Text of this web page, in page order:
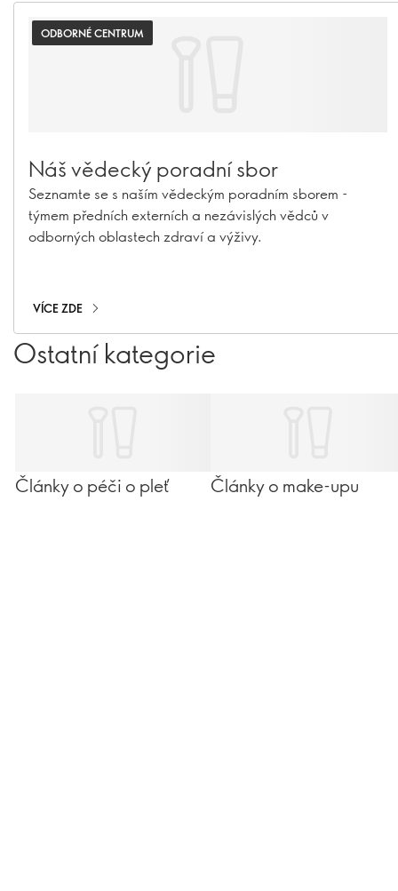
ODBORNÉ CENTRUM
Náš vědecký poradní sbor
Seznamte se s naším vědeckým poradním sborem -
týmem předních externích a nezávislých vědců v
odborných oblastech zdraví a výživy.
VÍCE ZDE
Ostatní kategorie
Články o péči o pleť Články o make-upu